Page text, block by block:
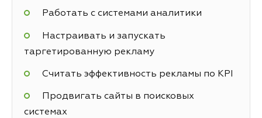
Работать с системами аналитики
Настраивать и запускать
таргетированную рекламу
Считать эффективность рекламы по KPI
Продвигать сайты в поисковых
системах